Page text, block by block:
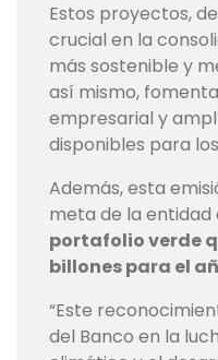
Estos proyectos,
crucial en la
más sostenible y
así mismo,
empresarial y
disponibles para
Además, esta
meta de la entidad
portafolio verde
billones para el
“Este
del Banco en la